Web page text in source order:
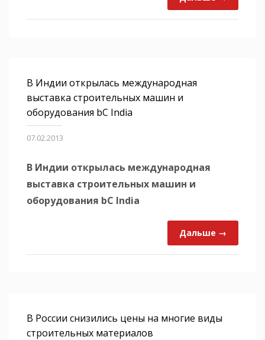
В Индии открылась международная
выставка строительных машин и
оборудования bC India
07.02.2013
В Индии открылась международная
выставка строительных машин и
оборудования bC India
Дальше →
В России снизились цены на многие виды
строительных материалов